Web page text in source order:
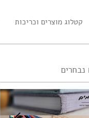
קטלוג מוצרים וכריכות
נבחרים